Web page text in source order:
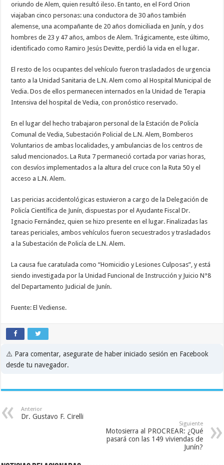
oriundo de Alem, quien resultó ileso. En tanto, en el Ford Orion
viajaban cinco personas: una conductora de 30 años también
alemense, una acompañante de 20 años domiciliada en Junín, y dos
hombres de 23 y 47 años, ambos de Alem. Trágicamente, este último,
identificado como Ramiro Jesús Devitte, perdió la vida en el lugar.
El resto de los ocupantes del vehículo fueron trasladados de urgencia
tanto a la Unidad Sanitaria de L.N. Alem como al Hospital Municipal de
Vedia. Dos de ellos permanecen internados en la Unidad de Terapia
Intensiva del hospital de Vedia, con pronóstico reservado.
En el lugar del hecho trabajaron personal de la Estación de Policía
Comunal de Vedia, Subestación Policial de L.N. Alem, Bomberos
Voluntarios de ambas localidades, y ambulancias de los centros de
salud mencionados. La Ruta 7 permaneció cortada por varias horas,
con desvíos implementados a la altura del cruce con la Ruta 50 y el
acceso a L.N. Alem.
Las pericias accidentológicas estuvieron a cargo de la Delegación de
Policía Científica de Junín, dispuestas por el Ayudante Fiscal Dr.
Ignacio Fernández, quien se hizo presente en el lugar. Finalizadas las
tareas periciales, ambos vehículos fueron secuestrados y trasladados
a la Subestación de Policía de L.N. Alem.
La causa fue caratulada como “Homicidio y Lesiones Culposas”, y está
siendo investigada por la Unidad Funcional de Instrucción y Juicio N°8
del Departamento Judicial de Junín.
Fuente: El Vediense.
⚠️ Para comentar, asegurate de haber iniciado sesión en Facebook
desde tu navegador.
Anterior
Dr. Gustavo F. Cirelli
Siguiente
Motosierra al PROCREAR: ¿Qué
pasará con las 149 viviendas de
Junín?